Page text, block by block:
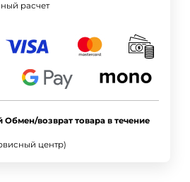
расчет
Обмен/возврат товара в течение
центр)